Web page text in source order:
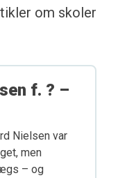
om skoler
f. ? –
Nielsen var
men
– og